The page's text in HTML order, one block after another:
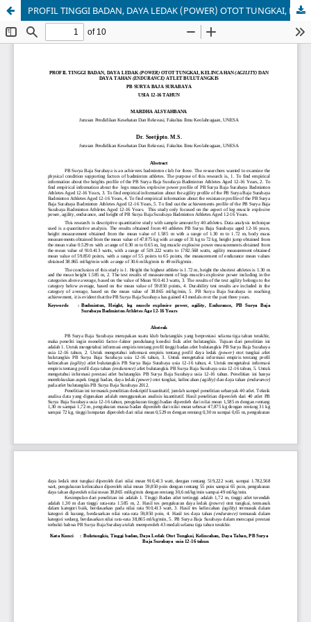
PROFIL TINGGI BADAN, DAYA LEDAK (POWER) OTOT TUNGKAI, KELINCAHAN (AGILITY) DAN DAYA TAHAN (ENDURANCE) ATLET BULUTANGKIS PB SURYA BAJA SURABAYA USIA 12-16 TAHUN